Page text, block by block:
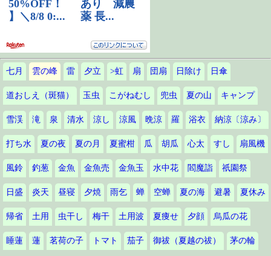
七月 雲の峰 雷 夕立 >虹 扇 団扇 日除け 日傘
道おしえ（斑猫） 玉虫 こがねむし 兜虫 夏の山 キャンプ
雪渓 滝 泉 清水 涼し 涼風 晩涼 羅 浴衣 納涼〔涼み〕
打ち水 夏の夜 夏の月 夏蜜柑 瓜 胡瓜 心太 すし 扇風機
風鈴 釣葱 金魚 金魚売 金魚玉 水中花 閻魔詣 祇園祭
日盛 炎天 昼寝 夕焼 雨乞 蝉 空蝉 夏の海 避暑 夏休み
帰省 土用 虫干し 梅干 土用波 夏痩せ 夕顔 烏瓜の花
睡蓮 蓮 茗荷の子 トマト 茄子 御祓（夏越の祓） 茅の輪